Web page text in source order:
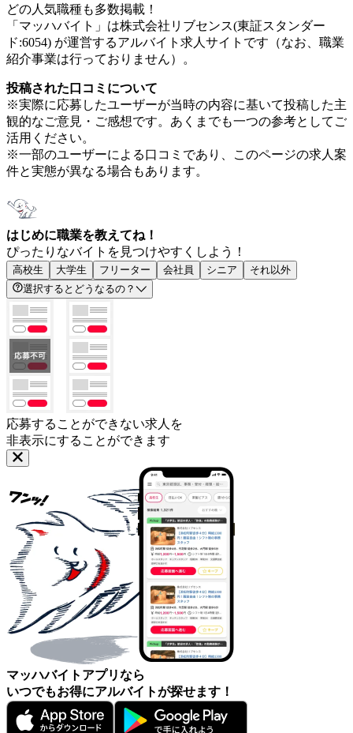
どの人気職種も多数掲載！
「マッハバイト」は株式会社リブセンス(東証スタンダー
ド:6054) が運営するアルバイト求人サイトです（なお、職業
紹介事業は行っておりません）。
投稿された口コミについて
※実際に応募したユーザーが当時の内容に基いて投稿した主
観的なご意見・ご感想です。あくまでも一つの参考としてご
活用ください。
※一部のユーザーによる口コミであり、このページの求人案
件と実態が異なる場合もあります。
はじめに職業を教えてね！
ぴったりなバイトを見つけやすくしよう！
高校生 大学生 フリーター 会社員 シニア
それ以外
選択するとどうなるの？
応募することができない求人を
非表示にすることができます
マッハバイトアプリなら
いつでもお得にアルバイトが探せます！